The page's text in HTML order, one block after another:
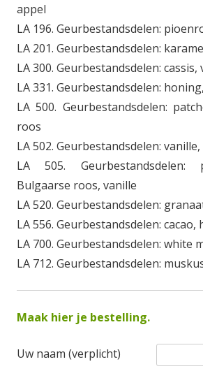
appel
LA 196. Geurbestandsdelen:
LA 201. Geurbestandsdelen:
LA 300. Geurbestandsdelen:
LA 331. Geurbestandsdelen:
LA 500. Geurbestandsdelen:
roos
LA 502. Geurbestandsdelen:
LA 505. Geurbestandsdelen:
Bulgaarse roos, vanille
LA 520. Geurbestandsdelen:
LA 556. Geurbestandsdelen: cacao,
LA 700. Geurbestandsdelen: white
LA 712. Geurbestandsdelen:
Maak hier je bestelling.
Uw naam (verplicht)